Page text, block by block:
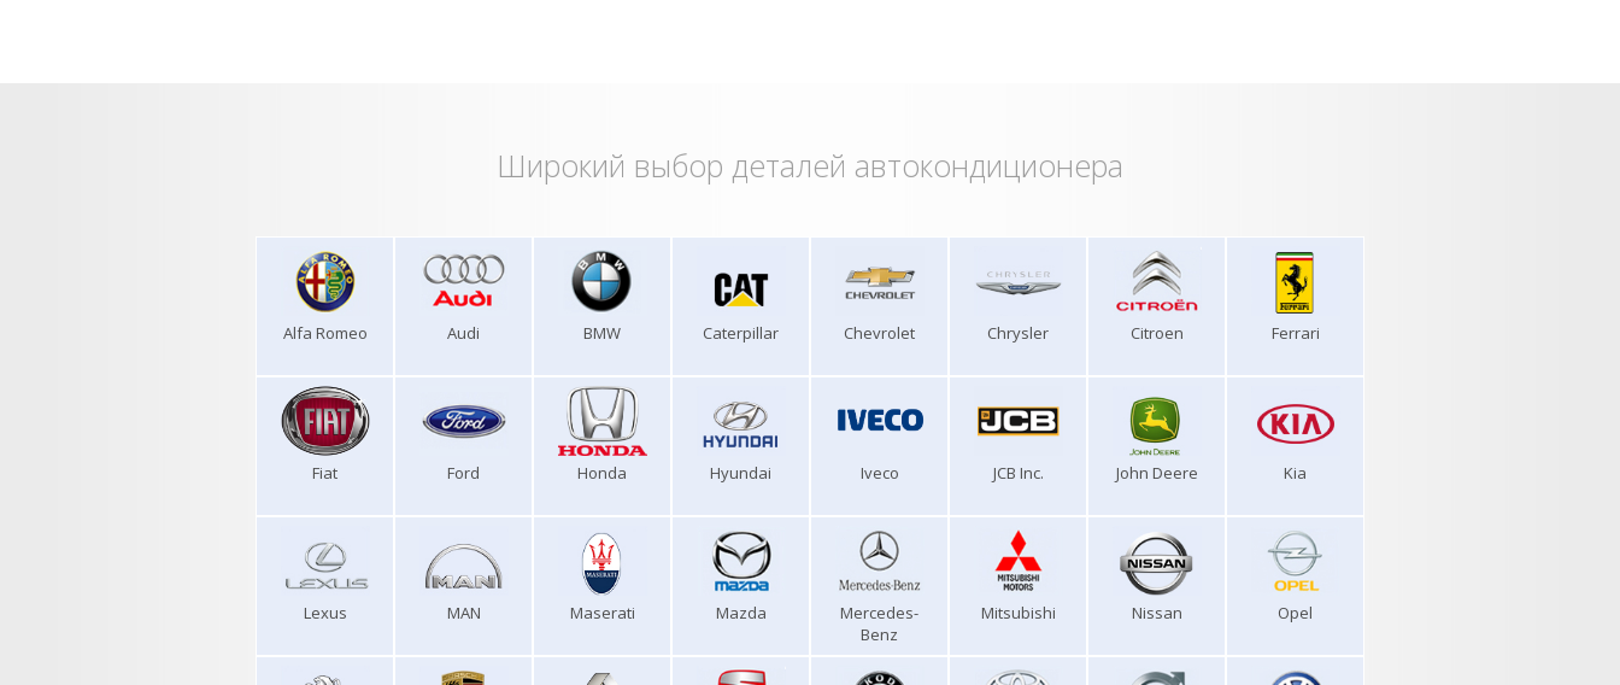
Широкий выбор деталей автокондиционера
Alfa Romeo Audi BMW Caterpillar Chevrolet Chrysler Citroen Ferrari
Fiat Ford Honda Hyundai Iveco JCB Inc. John Deere Kia
Lexus MAN Maserati Mazda
Mercedes-
Benz
Mitsubishi Nissan Opel